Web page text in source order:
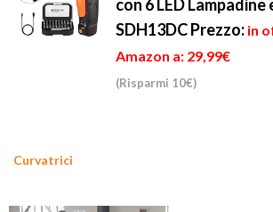
con 6 LED Lampadine
SDH13DCPrezzo: in
Amazon a: 29,99€
(Risparmi 10€)
Curvatrici